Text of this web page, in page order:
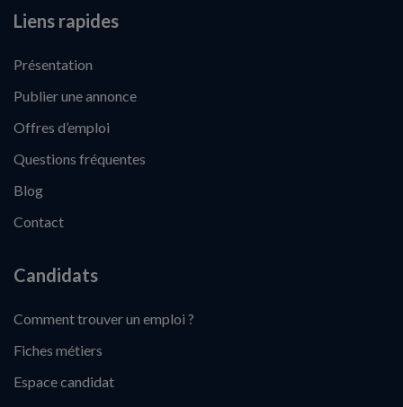
Liens rapides
Présentation
Publier une annonce
Offres d’emploi
Questions fréquentes
Blog
Contact
Candidats
Comment trouver un emploi ?
Fiches métiers
Espace candidat